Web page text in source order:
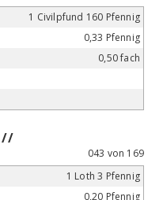
1 Civilpfund 160 Pfennig
0,33 Pfennig
0,50 fach
//
043 von 169
1 Loth 3 Pfennig
0,20 Pfennig